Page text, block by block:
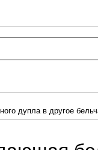
дупла в другое